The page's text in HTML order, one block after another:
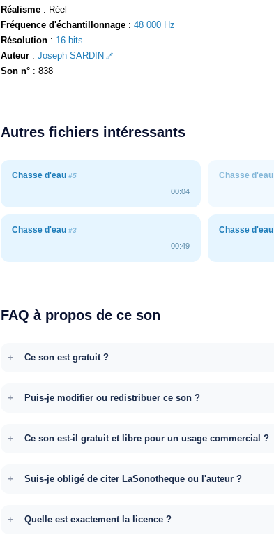
Réalisme : Réel
Fréquence d'échantillonnage : 48 000 Hz
Résolution : 16 bits
Auteur : Joseph SARDIN
Son n° : 838
Autres fichiers intéressants
Chasse d'eau #5
00:04
Chasse d'eau
Chasse d'eau #3
00:49
Chasse d'eau
FAQ à propos de ce son
Ce son est gratuit ?
Puis-je modifier ou redistribuer ce son ?
Ce son est-il gratuit et libre pour un usage commercial ?
Suis-je obligé de citer LaSonotheque ou l'auteur ?
Quelle est exactement la licence ?